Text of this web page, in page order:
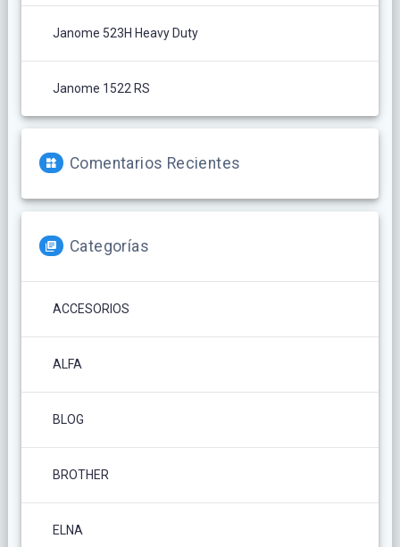
Janome 523H Heavy Duty
Janome 1522 RS
Comentarios Recientes
Categorías
ACCESORIOS
ALFA
BLOG
BROTHER
ELNA